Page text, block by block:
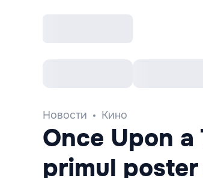
Новости Кино
Once Upon
primul